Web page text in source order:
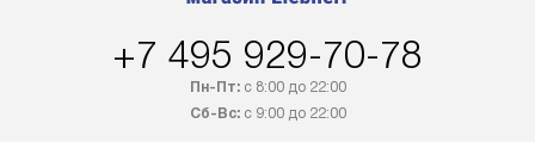
+7 495 929-70-78
Пн-Пт:с 8:00 до 22:00
Сб-Вс:с 9:00 до 22:00